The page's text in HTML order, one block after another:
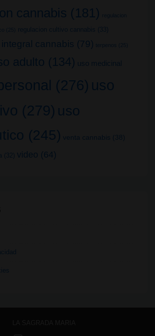
cannabis (181) regulacion
(25) regulacion cultivo cannabis (33)
cannabis (79) terpenos (25)
adulto (134) uso medicinal
(276) uso
(279) uso
(245) venta cannabis (38)
(32) video (64)